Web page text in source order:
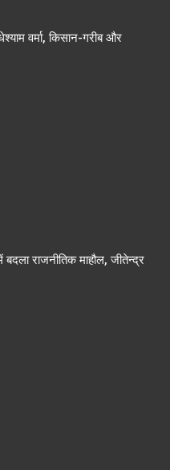
वर्मा, किसान-गरीब और
राजनीतिक माहौल, जीतेन्द्र